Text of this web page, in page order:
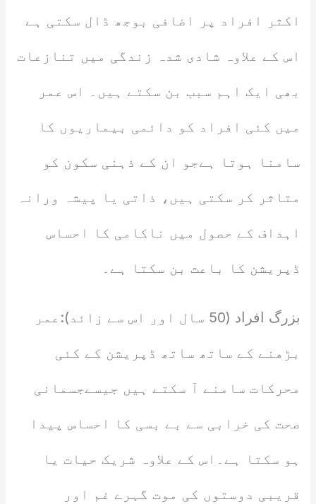
اکثر افراد پر اضافی بوجھ ڈال سکتی ہے
اس کے علاوہ شادی شدہ زندگی میں تنازعات
بھی ایک اہم سبب بن سکتے ہیں۔ اس عمر
میں کئی افراد کو دائمی بیماریوں کا
سامنا ہوتا ہےجو ان کے ذہنی سکون کو
متاثر کر سکتی ہیں، ذاتی یا پیشہ ورانہ
اہداف کے حصول میں ناکامی کا احساس
ڈپریشن کا باعث بن سکتا ہے۔
بزرگ افراد (50 سال اور اس سے زائد):عمر
بڑھنے کے ساتھ ساتھ ڈپریشن کے کئی
محرکات سامنے آ سکتے ہیں جیسےجسمانی
صحت کی خرابی سے بے بسی کا احساس پیدا
ہو سکتا ہے۔اس کے علاوہ شریک حیات یا
قریبی دوستوں کی موت گہرے غم اور